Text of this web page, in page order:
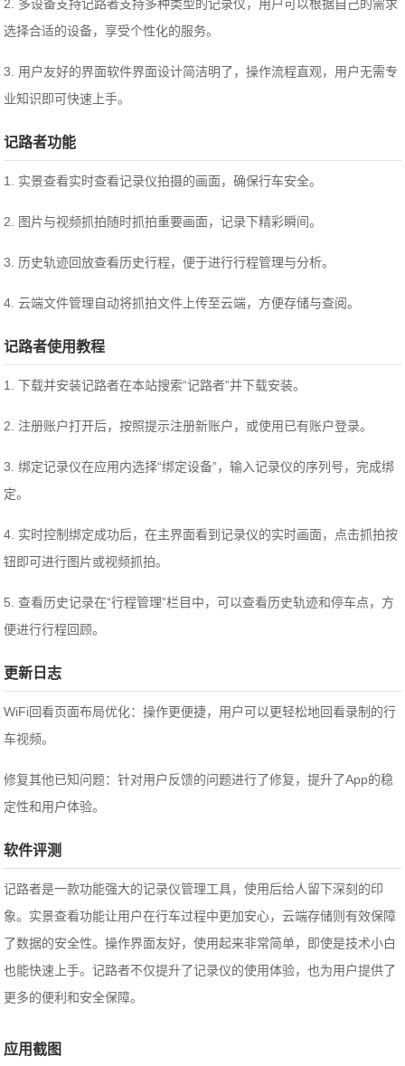
2. 多设备支持记路者支持多种类型的记录仪，用户可以根据自己的需求
选择合适的设备，享受个性化的服务。
3. 用户友好的界面软件界面设计简洁明了，操作流程直观，用户无需专
业知识即可快速上手。
记路者功能
1. 实景查看实时查看记录仪拍摄的画面，确保行车安全。
2. 图片与视频抓拍随时抓拍重要画面，记录下精彩瞬间。
3. 历史轨迹回放查看历史行程，便于进行行程管理与分析。
4. 云端文件管理自动将抓拍文件上传至云端，方便存储与查阅。
记路者使用教程
1. 下载并安装记路者在本站搜索“记路者”并下载安装。
2. 注册账户打开后，按照提示注册新账户，或使用已有账户登录。
3. 绑定记录仪在应用内选择“绑定设备”，输入记录仪的序列号，完成绑
定。
4. 实时控制绑定成功后，在主界面看到记录仪的实时画面，点击抓拍按
钮即可进行图片或视频抓拍。
5. 查看历史记录在“行程管理”栏目中，可以查看历史轨迹和停车点，方
便进行行程回顾。
更新日志
WiFi回看页面布局优化：操作更便捷，用户可以更轻松地回看录制的行
车视频。
修复其他已知问题：针对用户反馈的问题进行了修复，提升了App的稳
定性和用户体验。
软件评测
记路者是一款功能强大的记录仪管理工具，使用后给人留下深刻的印
象。实景查看功能让用户在行车过程中更加安心，云端存储则有效保障
了数据的安全性。操作界面友好，使用起来非常简单，即使是技术小白
也能快速上手。记路者不仅提升了记录仪的使用体验，也为用户提供了
更多的便利和安全保障。
应用截图